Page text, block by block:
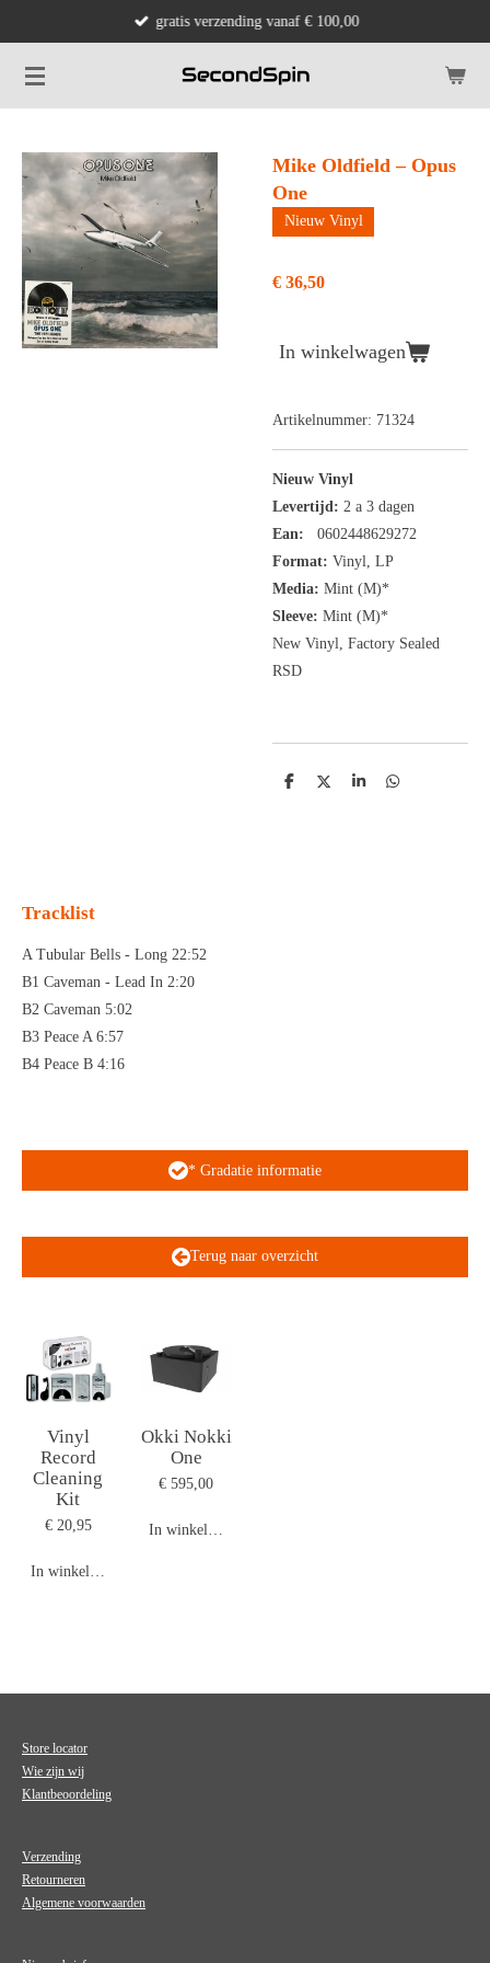
naar
de
gratis verzending vanaf € 100,00
Mike Oldfield – Opus
One
Nieuw Vinyl
€ 36,50
In winkelwagen
Artikelnummer: 71324
Nieuw Vinyl
Levertijd: 2 a 3 dagen
Ean:
0602448629272
Format: Vinyl, LP
Media: Mint (M)*
Sleeve: Mint (M)*
New Vinyl, Factory Sealed
RSD
D
D
S
D
Tracklist
A Tubular Bells - Long 22:52
B1 Caveman - Lead In 2:20
B2 Caveman 5:02
B3 Peace A 6:57
B4 Peace B 4:16
* Gradatie informatie
Terug naar overzicht
Vinyl
Record
Cleaning
Kit
€ 20,95
In winkelwagen
Okki Nokki
One
€ 595,00
In winkelwagen
Store locator
Wie zijn wij
Klantbeoordeling
Verzending
Retourneren
Algemene voorwaarden